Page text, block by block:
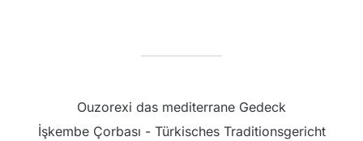
Ouzorexi das mediterrane Gedeck
İşkembe Çorbası - Türkisches Traditionsgericht